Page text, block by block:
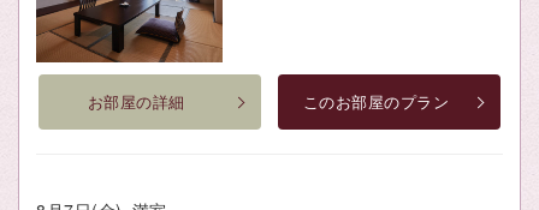
お部屋の詳細 このお部屋のプラン